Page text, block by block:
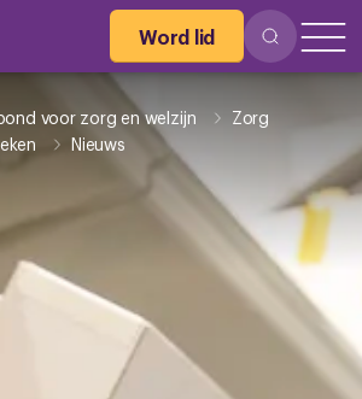
Word lid
voor zorg en welzijn
Zorg
Nieuws